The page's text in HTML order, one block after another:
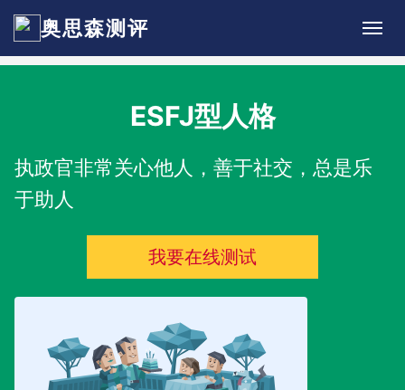
奥思森测评
ESFJ型人格
执政官非常关心他人，善于社交，总是乐
于助人
我要在线测试